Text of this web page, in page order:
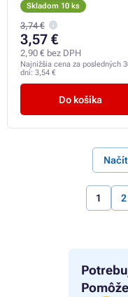
Skladom 10 ks
3,74 €
3,57 €
2,90 € bez DPH
Najnižšia cena za posledných
dní: 3,54 €
Do košíka
1 2